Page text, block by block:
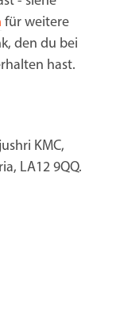
für weitere
den du bei
hast.
KMC,
LA12 9QQ.